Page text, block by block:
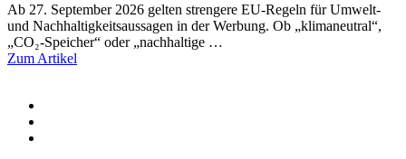
Ab 27. September 2026 gelten strengere EU-Regeln für Umwelt-
und Nachhaltigkeitsaussagen in der Werbung. Ob „klimaneutral“,
„CO₂-Speicher“ oder „nachhaltige …
Zum Artikel